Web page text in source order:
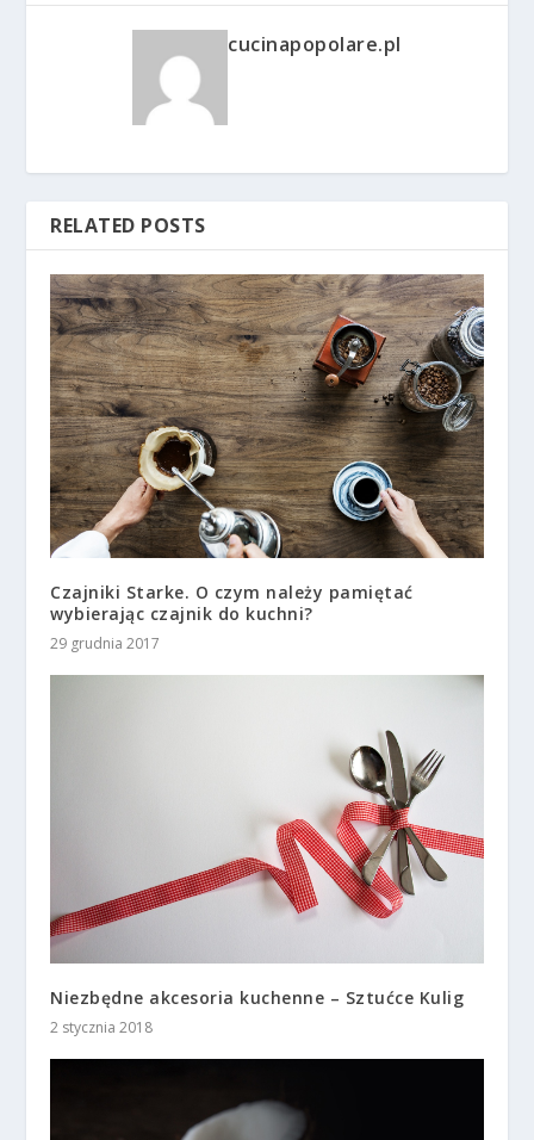
cucinapopolare.pl
RELATED POSTS
Czajniki Starke. O czym należy pamiętać
wybierając czajnik do kuchni?
29 grudnia 2017
Niezbędne akcesoria kuchenne – Sztućce Kulig
2 stycznia 2018